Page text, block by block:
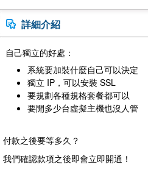
詳細介紹
自己獨立的好處：
系統要加裝什麼自己可以決定
獨立 IP，可以安裝 SSL
要規劃各種規格套餐都可以
要開多少台虛擬主機也沒人管
付款之後要等多久？
我們確認款項之後即會立即開通！